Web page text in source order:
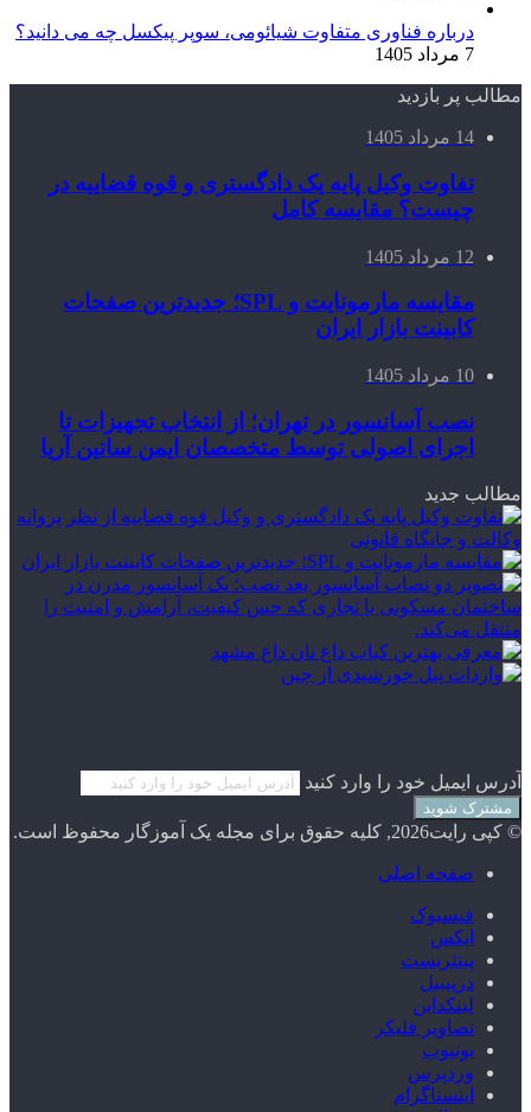
درباره فناوری متفاوت شیائومی، سوپر پیکسل چه می دانید؟
7 مرداد 1405
مطالب پر بازدید
14 مرداد 1405
تفاوت وکیل پایه یک دادگستری و قوه قضاییه در
چیست؟ مقایسه کامل
12 مرداد 1405
مقایسه مارمونایت و SPL؛ جدیدترین صفحات
کابینت بازار ایران
10 مرداد 1405
نصب آسانسور در تهران؛ از انتخاب تجهیزات تا
اجرای اصولی توسط متخصصان ایمن ساتین آریا
مطالب جدید
آدرس ایمیل خود را وارد کنید
© کپی رایت2026, کلیه حقوق برای مجله یک آموزگار محفوظ است.
صفحه اصلی
فیسبوک
ایکس
پینتریست
دریبببل
لینکداین
تصاویر فلیکر
یوتیوب
وردپرس
اینستاگرام